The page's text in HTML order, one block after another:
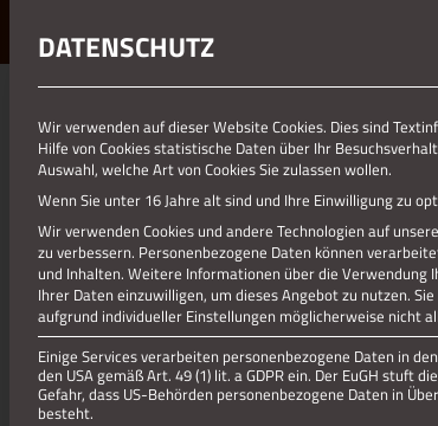
DATENSCHUTZ
Wir verwenden auf dieser Website Cookies. Dies sind
Hilfe von Cookies statistische Daten über Ihr
Auswahl, welche Art von Cookies Sie zulassen wollen.
Wenn Sie unter 16 Jahre alt sind und Ihre Einwilligung zu
Wir verwenden Cookies und andere Technologien auf
zu verbessern. Personenbezogene Daten können
und Inhalten. Weitere Informationen über die Verwendung
Ihrer Daten einzuwilligen, um dieses Angebot zu nutzen.
aufgrund individueller Einstellungen möglicherweise nicht
Einige Services verarbeiten personenbezogene Daten in
den USA gemäß Art. 49 (1) lit. a GDPR ein. Der EuGH stuft
Gefahr, dass US-Behörden personenbezogene Daten in
besteht.